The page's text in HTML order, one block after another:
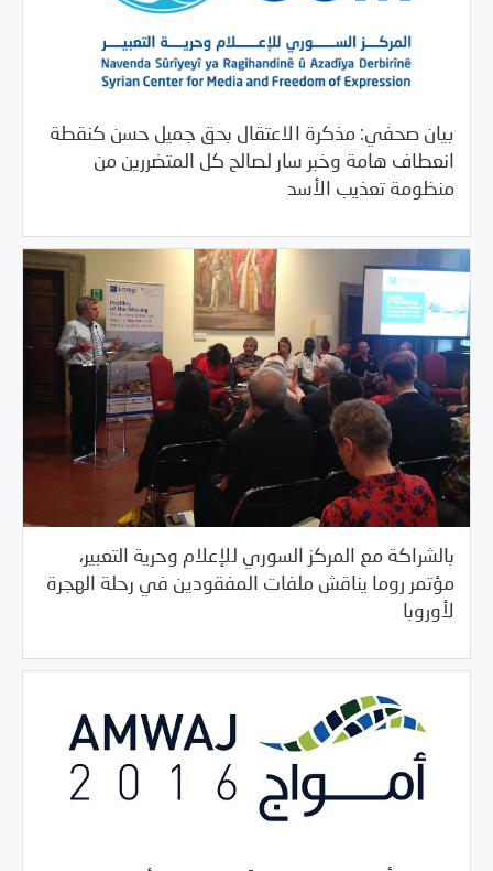
بيان صحفي: مذكرة الاعتقال بحق جميل حسن كنقطة
انعطاف هامة وخبر سار لصالح كل المتضررين من
منظومة تعذيب الأسد
06/18/2018 بيانات المركز/خبر بارز
بالشراكة مع المركز السوري للإعلام وحرية التعبير،
مؤتمر روما يناقش ملفات المفقودين في رحلة الهجرة
لأوروبا
06/18/2018 بيانات المركز/خبر بارز